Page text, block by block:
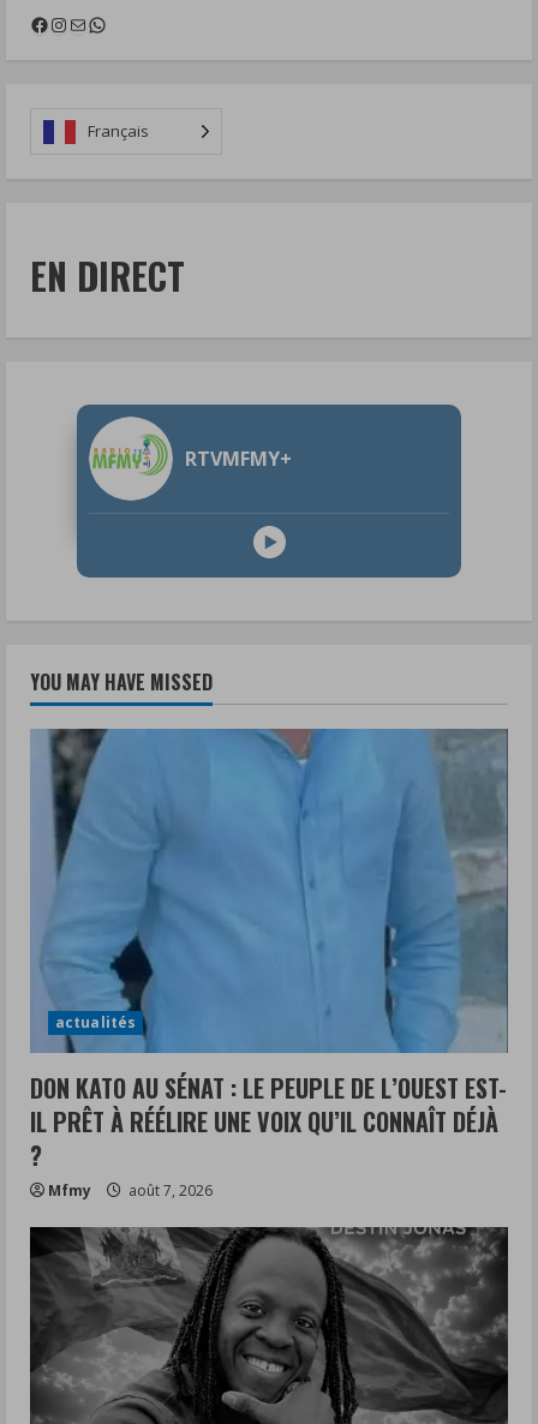
Facebook
Instagram
MailWhatsApp
Français
EN DIRECT
RTVMFMY+
YOU MAY HAVE MISSED
actualités
DON KATO AU SÉNAT : LE PEUPLE DE L’OUEST EST-
IL PRÊT À RÉÉLIRE UNE VOIX QU’IL CONNAÎT DÉJÀ
?
Mfmy août 7, 2026